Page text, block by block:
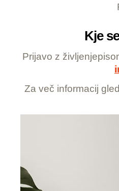
Kje
Prijavo z
Za več informacij